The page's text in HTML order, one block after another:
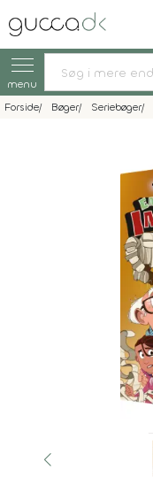
menu
Forside Bøger Seriebøger